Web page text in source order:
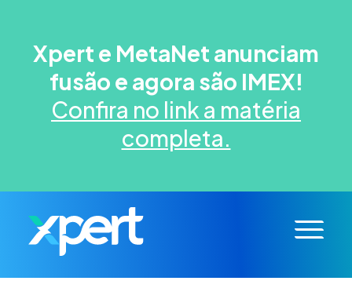
Xpert e MetaNet anunciam
fusão e agora são IMEX!
Confira no link a matéria
completa.